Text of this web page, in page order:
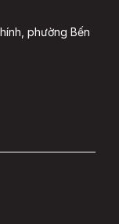
phường Bến